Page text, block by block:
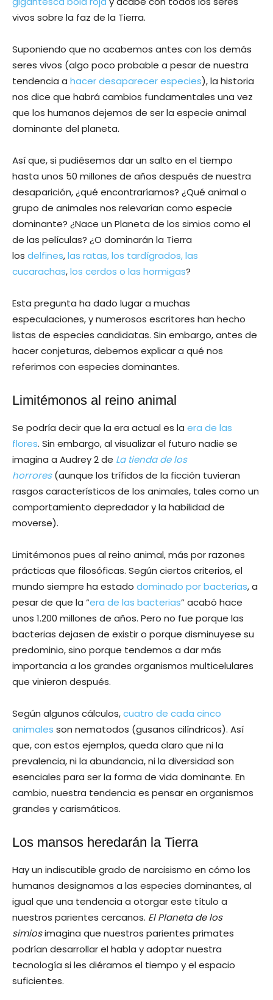
vivos sobre la faz de la Tierra.
Suponiendo que no acabemos antes con los demás
seres vivos (algo poco probable a pesar de nuestra
tendencia a hacer desaparecer especies), la historia
nos dice que habrá cambios fundamentales una vez
que los humanos dejemos de ser la especie animal
dominante del planeta.
Así que, si pudiésemos dar un salto en el tiempo
hasta unos 50 millones de años después de nuestra
desaparición, ¿qué encontraríamos? ¿Qué animal o
grupo de animales nos relevarían como especie
dominante? ¿Nace un Planeta de los simios como el
de las películas? ¿O dominarán la Tierra
los delfines,las ratas, los tardígrados, las
cucarachas,los cerdos o las hormigas?
Esta pregunta ha dado lugar a muchas
especulaciones, y numerosos escritores han hecho
listas de especies candidatas. Sin embargo, antes de
hacer conjeturas, debemos explicar a qué nos
referimos con especies dominantes.
Limitémonos al reino animal
Se podría decir que la era actual es la era de las
flores. Sin embargo, al visualizar el futuro nadie se
imagina a Audrey 2 de La tienda de los
horrores(aunque los trífidos de la ficción tuvieran
rasgos característicos de los animales, tales como un
comportamiento depredador y la habilidad de
moverse).
Limitémonos pues al reino animal, más por razones
prácticas que filosóficas. Según ciertos criterios, el
mundo siempre ha estado dominado por bacterias, a
pesar de que la “era de las bacterias” acabó hace
unos 1.200 millones de años. Pero no fue porque las
bacterias dejasen de existir o porque disminuyese su
predominio, sino porque tendemos a dar más
importancia a los grandes organismos multicelulares
que vinieron después.
Según algunos cálculos,cuatro de cada cinco
animales son nematodos (gusanos cilíndricos). Así
que, con estos ejemplos, queda claro que ni la
prevalencia, ni la abundancia, ni la diversidad son
esenciales para ser la forma de vida dominante. En
cambio, nuestra tendencia es pensar en organismos
grandes y carismáticos.
Los mansos heredarán la Tierra
Hay un indiscutible grado de narcisismo en cómo los
humanos designamos a las especies dominantes, al
igual que una tendencia a otorgar este título a
nuestros parientes cercanos. El Planeta de los
simiosimagina que nuestros parientes primates
podrían desarrollar el habla y adoptar nuestra
tecnología si les diéramos el tiempo y el espacio
suficientes.